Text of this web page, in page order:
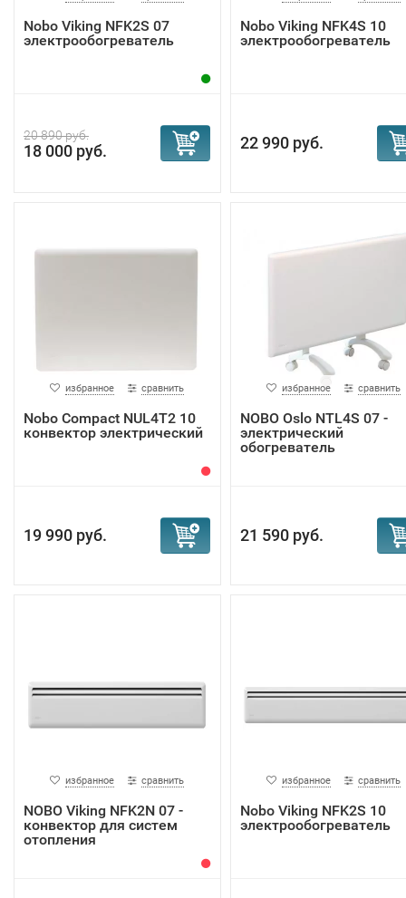
Nobo Viking NFK2S 07
электрообогреватель
20 890 руб.
18 000 руб.
Nobo Viking NFK4S 10
электрообогреватель
22 990 руб.
избранное сравнить
Nobo Compact NUL4T2 10
конвектор электрический
19 990 руб.
избранное сравнить
NOBO Oslo NTL4S 07 -
электрический
обогреватель
21 590 руб.
избранное сравнить
NOBO Viking NFK2N 07 -
конвектор для систем
отопления
избранное сравнить
Nobo Viking NFK2S 10
электрообогреватель